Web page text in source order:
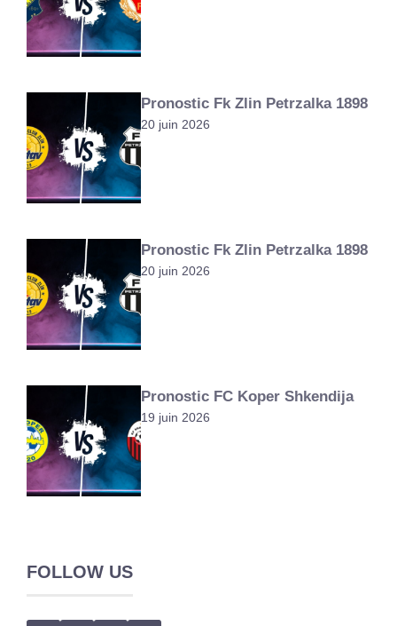
Pronostic Fk Zlin Petrzalka 1898
20 juin 2026
Pronostic Fk Zlin Petrzalka 1898
20 juin 2026
Pronostic FC Koper Shkendija
19 juin 2026
FOLLOW US